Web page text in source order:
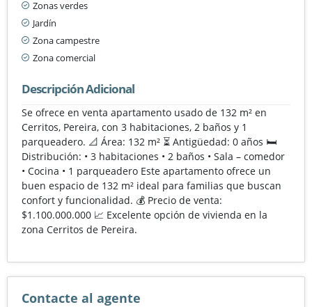
Zonas verdes
Jardín
Zona campestre
Zona comercial
Descripción Adicional
Se ofrece en venta apartamento usado de 132 m² en
Cerritos, Pereira, con 3 habitaciones, 2 baños y 1
parqueadero. 📐 Área: 132 m² ⏳ Antigüedad: 0 años 🛏️
Distribución: • 3 habitaciones • 2 baños • Sala – comedor
• Cocina • 1 parqueadero Este apartamento ofrece un
buen espacio de 132 m² ideal para familias que buscan
confort y funcionalidad. 💰 Precio de venta:
$1.100.000.000 📈 Excelente opción de vivienda en la
zona Cerritos de Pereira.
Contacte al agente